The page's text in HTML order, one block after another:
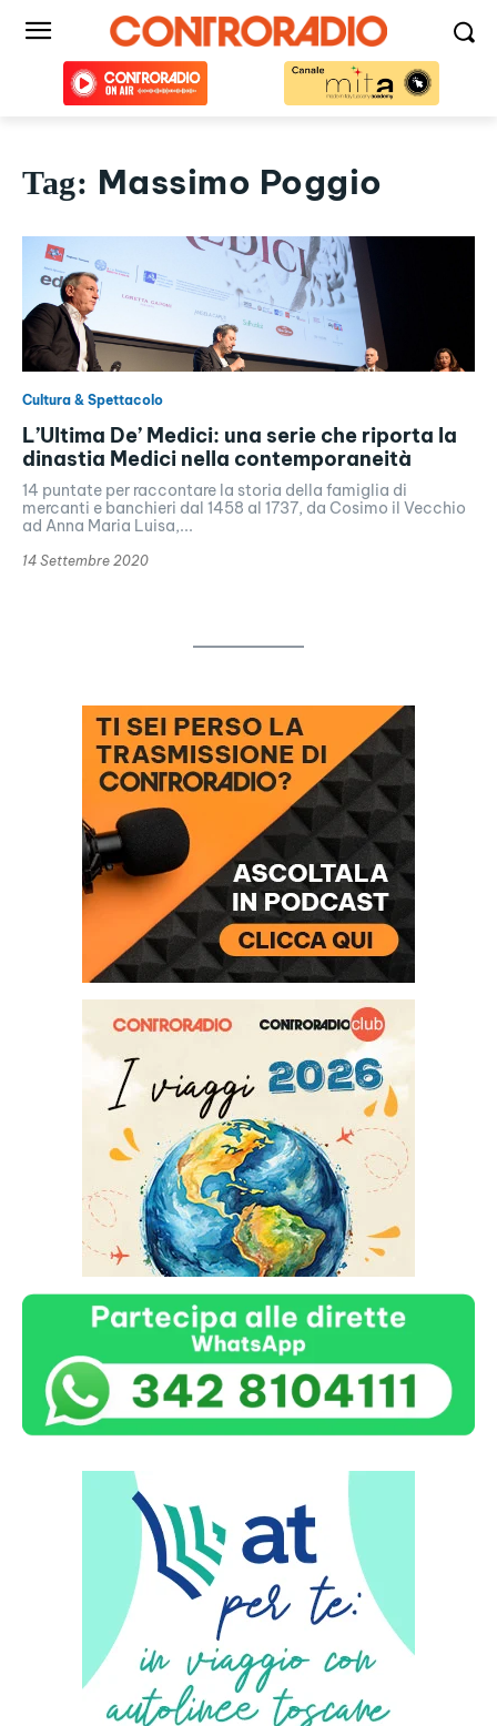
Tag: Massimo Poggio
Cultura & Spettacolo
L’Ultima De’ Medici: una serie che riporta la
dinastia Medici nella contemporaneità
14 puntate per raccontare la storia della famiglia di
mercanti e banchieri dal 1458 al 1737, da Cosimo il Vecchio
ad Anna Maria Luisa,...
14 Settembre 2020